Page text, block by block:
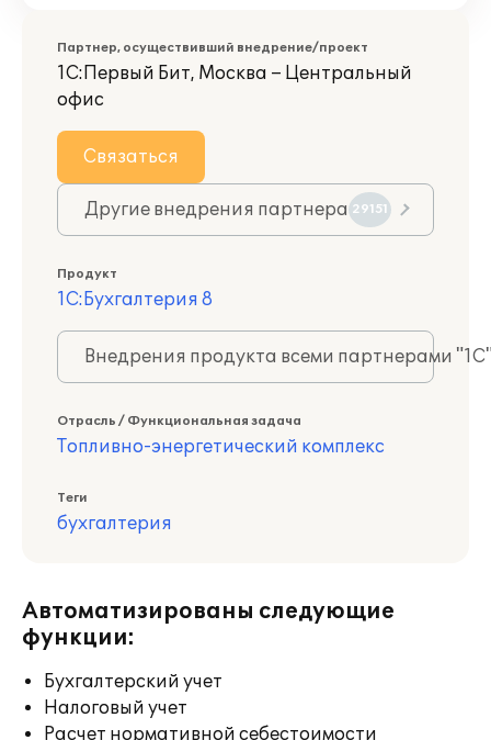
Партнер, осуществивший внедрение/проект
1С:Первый Бит, Москва – Центральный
офис
Связаться
Другие внедрения партнера 29151
Продукт
1С:Бухгалтерия 8
Внедрения продукта всеми партнерами
Отрасль / Функциональная задача
Топливно-энергетический комплекс
Теги
бухгалтерия
Автоматизированы следующие
функции:
Бухгалтерский учет
Налоговый учет
Расчет нормативной себестоимости